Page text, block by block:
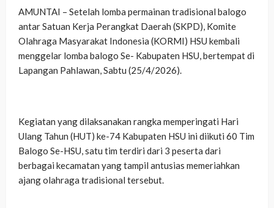
AMUNTAI – ‎Setelah lomba permainan tradisional balogo
antar Satuan Kerja Perangkat Daerah (SKPD), Komite
Olahraga Masyarakat Indonesia (KORMI) HSU kembali
menggelar lomba balogo Se- Kabupaten HSU, bertempat di
Lapangan Pahlawan, Sabtu (25/4/2026).
‎Kegiatan yang dilaksanakan rangka memperingati Hari
Ulang Tahun (HUT) ke-74 Kabupaten HSU ini diikuti 60 Tim
Balogo Se-HSU, satu tim terdiri dari 3 peserta dari
berbagai kecamatan yang tampil antusias memeriahkan
ajang olahraga tradisional tersebut.